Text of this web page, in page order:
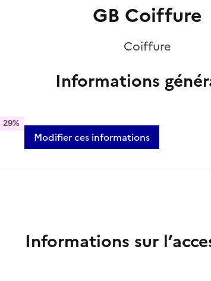
GB Coiffure
Coiffure
Informations
29%
Modifier ces informations
Informations sur